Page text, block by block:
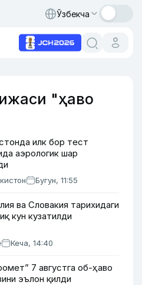
Ўзбекча
"ҳаво
илк бор тест
аэрологик шар
Бугун, 11:55
ва Словакия тарихидаги
кун кузатилди
Кеча, 14:40
7 августга об-ҳаво
эълон қилди